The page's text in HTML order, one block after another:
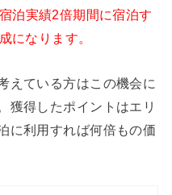
宿泊実績2倍期間に宿泊す
になります。
えている方はこの機会に
獲得したポイントはエリ
に利用すれば何倍もの価